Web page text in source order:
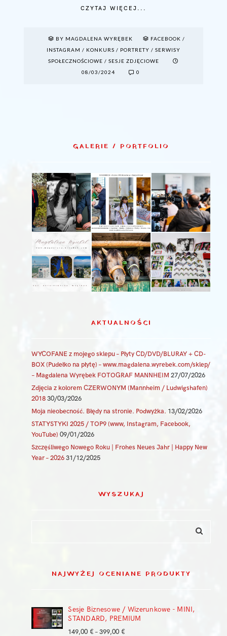
CZYTAJ WIĘCEJ...
BY MAGDALENA WYRĘBEK FACEBOOK /
INSTAGRAM / KONKURS / PORTRETY / SERWISY
SPOŁECZNOŚCIOWE / SESJE ZDJĘCIOWE
08/03/2024
0
GALERIE / PORTFOLIO
AKTUALNOŚCI
WYCOFANE z mojego sklepu – Płyty CD/DVD/BLURAY + CD-
BOX (Pudełko na płytę) – www.magdalena.wyrebek.com/sklep/
– Magdalena Wyrębek FOTOGRAF MANNHEIM 27/07/2026
Zdjęcia z kolorem CZERWONYM (Mannheim / Ludwigshafen)
2018 30/03/2026
Moja nieobecność. Błędy na stronie. Podwyżka. 13/02/2026
STATYSTYKI 2025 / TOP9 (www, Instagram, Facebook,
YouTube) 09/01/2026
Szczęśliwego Nowego Roku | Frohes Neues Jahr | Happy New
Year – 2026 31/12/2025
WYSZUKAJ
NAJWYŻEJ OCENIANE PRODUKTY
Sesje Biznesowe / Wizerunkowe - MINI,
STANDARD, PREMIUM
149,00 € – 399,00 €